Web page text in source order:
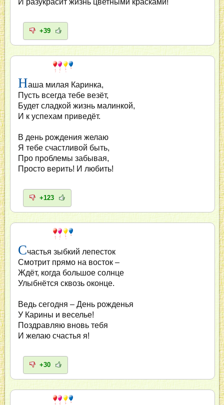
И разукрасит жизнь цветными красками!
+39
Наша милая Каринка,
Пусть всегда тебе везёт,
Будет сладкой жизнь малинкой,
И к успехам приведёт.
В день рождения желаю
Я тебе счастливой быть,
Про проблемы забывая,
Просто верить! И любить!
+123
Счастья зыбкий лепесток
Смотрит прямо на восток –
Ждёт, когда большое солнце
Улыбнётся сквозь оконце.
Ведь сегодня – День рожденья
У Карины и веселье!
Поздравляю вновь тебя
И желаю счастья я!
+30